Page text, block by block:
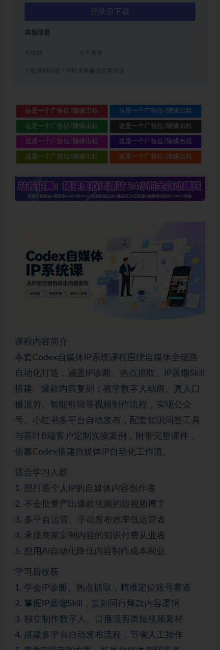
登录后下载
其他信息
有效期 永久有效
下载遇到问题？可联系客服或留言反馈
这是一个广告位/随缘出租 这是一个广告位/随缘出租
这是一个广告位/随缘出租 这是一个广告位/随缘出租
这是一个广告位/随缘出租 这是一个广告位/随缘出租
这是一个广告位/随缘出租 这是一个广告位/随缘出租
课程内容简介
本套Codex自媒体IP系统课程围绕自媒体全链路
自动化打造，涵盖IP诊断、热点抓取、IP蒸馏Skill
搭建、爆款内容复刻；教学数字人动画、真人口
播混剪、智能剪辑等视频制作流程，实现公众
号、小红书多平台自动发布，配套知识问答工具
与茶叶B端客户定制实操案例，附带完整课件，
依靠Codex搭建自媒体IP自动化工作流。
适合学习人群
1. 想打造个人IP的自媒体内容创作者
2. 不会批量产出爆款视频的短视频博主
3. 多平台运营、手动发布效率低运营者
4. 承接商家定制内容的知识付费从业者
5. 想用AI自动化降低内容制作成本副业
学习后收获
1. 学会IP诊断、热点抓取，精准定位账号赛道
2. 掌握IP蒸馏Skill，复刻同行爆款内容逻辑
3. 独立制作数字人、口播混剪类短视频素材
4. 搭建多平台自动发布流程，节省人工操作